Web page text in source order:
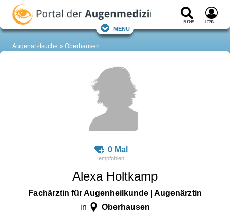
Suche Login
Menü
Augenarztsuche Oberhausen
0 Mal
Alexa Holtkamp
Fachärztin für Augenheilkunde | Augenärztin
in Oberhausen